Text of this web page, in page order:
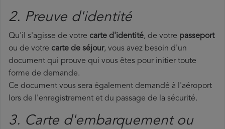
2. Preuve d'identité
Qu'il s'agisse de votre carte d'identité, de votre passeport
ou de votre carte de séjour, vous avez besoin d'un
document qui prouve qui vous êtes pour initier toute
forme de demande.
Ce document vous sera également demandé à l'aéroport
lors de l'enregistrement et du passage de la sécurité.
3. Carte d'embarquement ou